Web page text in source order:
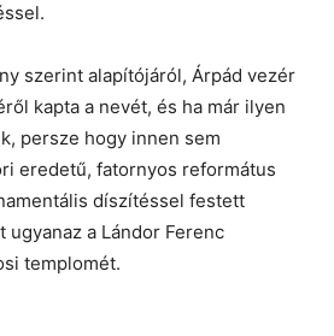
szerint alapítójáról, Árpád vezér
kapta a nevét, és ha már ilyen
persze hogy innen sem
eredetű, fatornyos református
díszítéssel festett
ugyanaz a Lándor Ferenc
templomét.